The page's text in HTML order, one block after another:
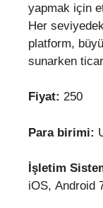
yapmak için
Her
platform,
sunarken
Fiyat: 250
Para birimi:
İşletim
iOS, Android